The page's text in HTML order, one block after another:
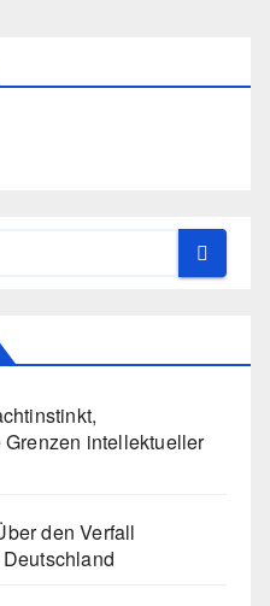
intellektueller
den Verfall